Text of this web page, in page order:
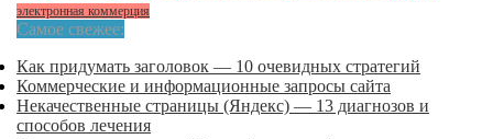
электронная коммерция
Самое свежее:
Как придумать заголовок — 10 очевидных стратегий
Коммерческие и информационные запросы сайта
Некачественные страницы (Яндекс) — 13 диагнозов и
способов лечения